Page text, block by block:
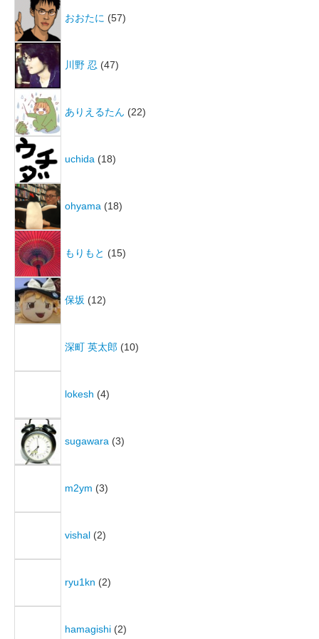
おおたに (57)
川野 忍 (47)
ありえるたん (22)
uchida (18)
ohyama (18)
もりもと (15)
保坂 (12)
深町 英太郎 (10)
lokesh (4)
sugawara (3)
m2ym (3)
vishal (2)
ryu1kn (2)
hamagishi (2)